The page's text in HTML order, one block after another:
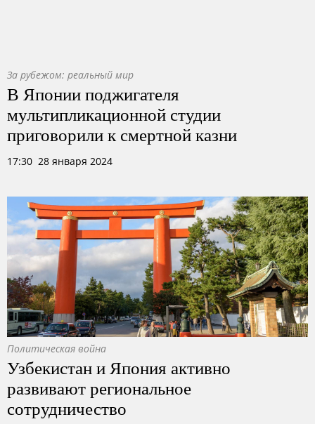
За рубежом: реальный мир
В Японии поджигателя
мультипликационной студии
приговорили к смертной казни
17:30 28 января 2024
Политическая война
Узбекистан и Япония активно
развивают региональное
сотрудничество